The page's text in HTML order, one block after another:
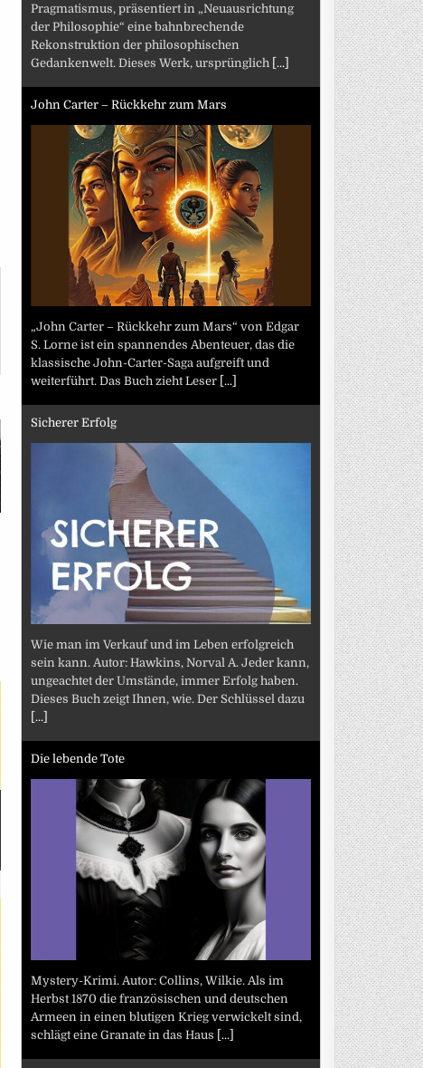
Pragmatismus, präsentiert in „Neuausrichtung
der Philosophie“ eine bahnbrechende
Rekonstruktion der philosophischen
Gedankenwelt. Dieses Werk, ursprünglich [...]
John Carter – Rückkehr zum Mars
„John Carter – Rückkehr zum Mars“ von Edgar
S. Lorne ist ein spannendes Abenteuer, das die
klassische John-Carter-Saga aufgreift und
weiterführt. Das Buch zieht Leser [...]
Sicherer Erfolg
Wie man im Verkauf und im Leben erfolgreich
sein kann. Autor: Hawkins, Norval A. Jeder kann,
ungeachtet der Umstände, immer Erfolg haben.
Dieses Buch zeigt Ihnen, wie. Der Schlüssel dazu
[...]
Die lebende Tote
Mystery-Krimi. Autor: Collins, Wilkie. Als im
Herbst 1870 die französischen und deutschen
Armeen in einen blutigen Krieg verwickelt sind,
schlägt eine Granate in das Haus [...]